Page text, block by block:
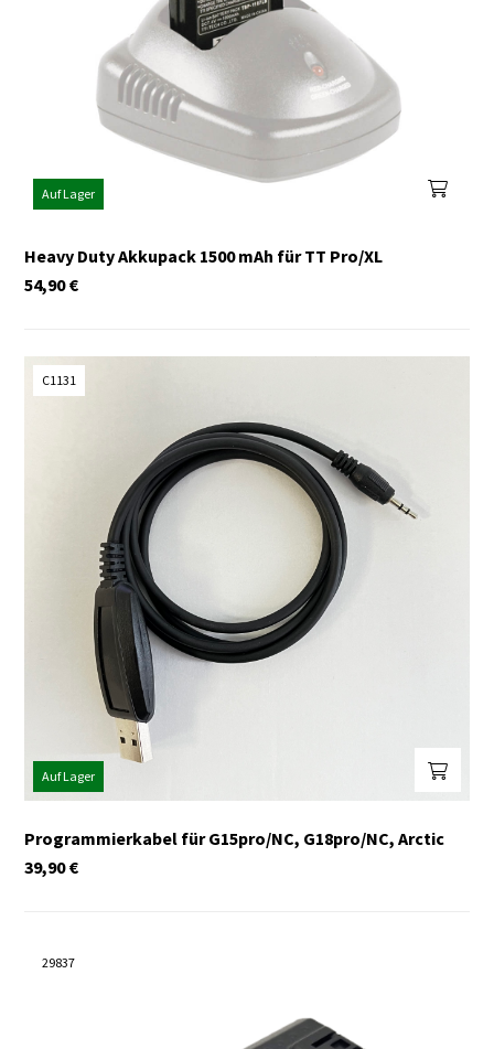
Auf Lager
Heavy Duty Akkupack 1500 mAh für TT Pro/XL
€
54,90
C1131
Auf Lager
Programmierkabel für G15pro/NC, G18pro/NC, Arctic
€
39,90
29837